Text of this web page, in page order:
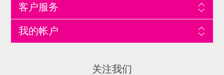
客户服务
我的帐户
关注我们